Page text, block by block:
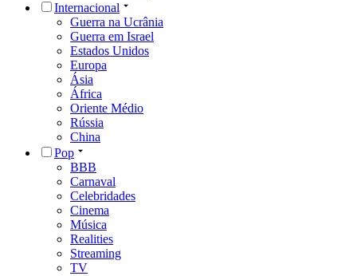
Internacional
Guerra na Ucrânia
Guerra em Israel
Estados Unidos
Europa
Ásia
África
Oriente Médio
Rússia
China
Pop
BBB
Carnaval
Celebridades
Cinema
Música
Realities
Streaming
TV